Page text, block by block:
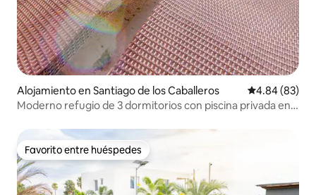
Alojamiento en Santiago de los Caballeros Calificación
4.84 (83)
Moderno refugio de 3 dormitorios con piscina privada en
Favorito entre huéspedes
Favorito entre huéspedes